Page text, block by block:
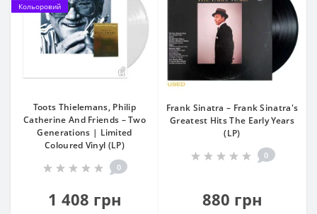
Кольоровий
Toots Thielemans, Philip
Catherine And Friends – Two
Generations | Limited
Coloured Vinyl (LP)
0
1 408 грн
Frank Sinatra – Frank Sinatra's
Greatest Hits The Early Years
(LP)
0
880 грн